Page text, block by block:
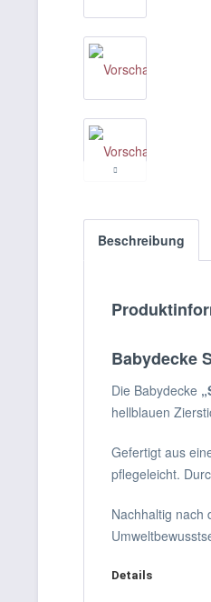
Beschreibung
Babydecke
Die Babydecke
hellblauen
Gefertigt aus
pflegeleicht.
Nachhaltig nach
Details